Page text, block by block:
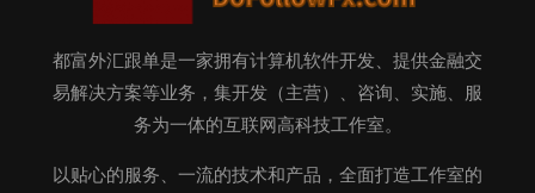
都富外汇跟单是一家拥有计算机软件开发、提供金融交
易解决方案等业务，集开发（主营）、咨询、实施、服
务为一体的互联网高科技工作室。
以贴心的服务、一流的技术和产品，全面打造工作室的